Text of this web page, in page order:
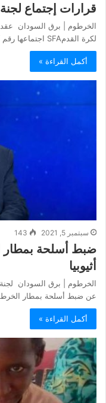
قرارات إجتماع لجنة
الخرطوم | برق السودان عقدت
لكرة القدمSFA اجتماعها رقم “63” في الواحدة من ظهر…
أكمل القراءة »
سبتمبر 5, 2021 143
ضبط أسلحة بمطار
أثيوبيا
عن ضبط أسلحة بمطار
أكمل القراءة »